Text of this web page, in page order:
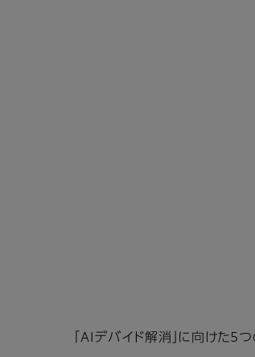
「AIデバイド解消」に向けた5